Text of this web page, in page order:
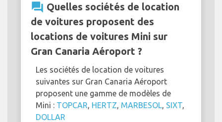
question_answer Quelles sociétés de location
de voitures proposent des
locations de voitures Mini sur
Gran Canaria Aéroport ?
Les sociétés de location de voitures
suivantes sur Gran Canaria Aéroport
proposent une gamme de modèles de
Mini : TOPCAR HERTZ MARBESOL SIXT
DOLLAR